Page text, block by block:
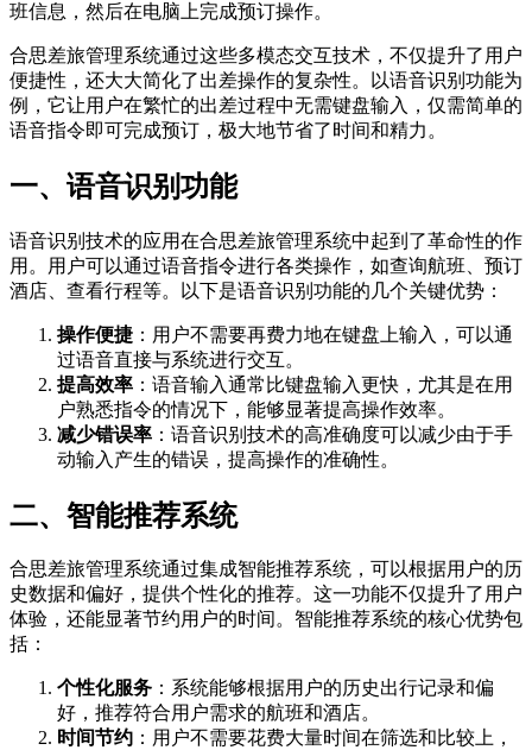
班信息，然后在电脑上完成预订操作。
合思差旅管理系统通过这些多模态交互技术，不仅提升了用户
便捷性，还大大简化了出差操作的复杂性。以语音识别功能为
例，它让用户在繁忙的出差过程中无需键盘输入，仅需简单的
语音指令即可完成预订，极大地节省了时间和精力。
一、语音识别功能
语音识别技术的应用在合思差旅管理系统中起到了革命性的作
用。用户可以通过语音指令进行各类操作，如查询航班、预订
酒店、查看行程等。以下是语音识别功能的几个关键优势：
操作便捷 ：用户不需要再费力地在键盘上输入，可以通
过语音直接与系统进行交互。
提高效率 ：语音输入通常比键盘输入更快，尤其是在用
户熟悉指令的情况下，能够显著提高操作效率。
减少错误率 ：语音识别技术的高准确度可以减少由于手
动输入产生的错误，提高操作的准确性。
二、智能推荐系统
合思差旅管理系统通过集成智能推荐系统，可以根据用户的历
史数据和偏好，提供个性化的推荐。这一功能不仅提升了用户
体验，还能显著节约用户的时间。智能推荐系统的核心优势包
括：
个性化服务 ：系统能够根据用户的历史出行记录和偏
好，推荐符合用户需求的航班和酒店。
时间节约 ：用户不需要花费大量时间在筛选和比较上，